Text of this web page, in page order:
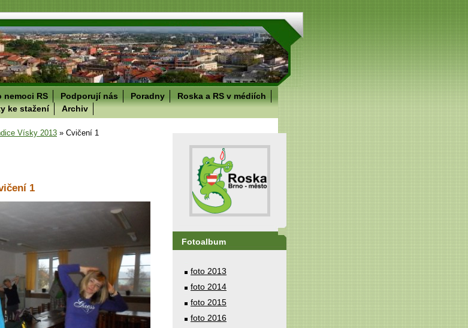
nemoci RS Podporují nás Poradny
Roska a RS v médiích
ke stažení Archiv
Vísky 2013 » Cvičení 1
1
Fotoalbum
foto 2013
foto 2014
foto 2015
foto 2016